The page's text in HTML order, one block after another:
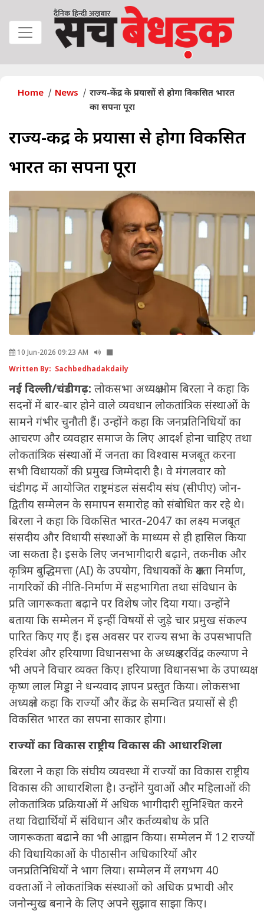
Home News
राज्य-केंद्र के प्रयासों से होगा विकसित भारत
का सपना पूरा
राज्य-केंद्र के प्रयासों से होगा विकसित
भारत का सपना पूरा
10 Jun-2026 09:23 AM
Written By: Sachbedhadakdaily
नई दिल्ली/चंडीगढ़: लोकसभा अध्यक्ष ओम बिरला ने कहा कि
सदनों में बार-बार होने वाले व्यवधान लोकतांत्रिक संस्थाओं के
सामने गंभीर चुनौती हैं। उन्होंने कहा कि जनप्रतिनिधियों का
आचरण और व्यवहार समाज के लिए आदर्श होना चाहिए तथा
लोकतांत्रिक संस्थाओं में जनता का विश्वास मजबूत करना
सभी विधायकों की प्रमुख जिम्मेदारी है। वे मंगलवार को
चंडीगढ़ में आयोजित राष्ट्रमंडल संसदीय संघ (सीपीए) जोन-
द्वितीय सम्मेलन के समापन समारोह को संबोधित कर रहे थे।
बिरला ने कहा कि विकसित भारत-2047 का लक्ष्य मजबूत
संसदीय और विधायी संस्थाओं के माध्यम से ही हासिल किया
जा सकता है। इसके लिए जनभागीदारी बढ़ाने, तकनीक और
कृत्रिम बुद्धिमत्ता (AI) के उपयोग, विधायकों के क्षमता निर्माण,
नागरिकों की नीति-निर्माण में सहभागिता तथा संविधान के
प्रति जागरूकता बढ़ाने पर विशेष जोर दिया गया। उन्होंने
बताया कि सम्मेलन में इन्हीं विषयों से जुड़े चार प्रमुख संकल्प
पारित किए गए हैं। इस अवसर पर राज्य सभा के उपसभापति
हरिवंश और हरियाणा विधानसभा के अध्यक्ष हरविंद्र कल्याण ने
भी अपने विचार व्यक्त किए। हरियाणा विधानसभा के उपाध्यक्ष
कृष्ण लाल मिड्डा ने धन्यवाद ज्ञापन प्रस्तुत किया। लोकसभा
अध्यक्ष ने कहा कि राज्यों और केंद्र के समन्वित प्रयासों से ही
विकसित भारत का सपना साकार होगा।
राज्यों का विकास राष्ट्रीय विकास की आधारशिला
बिरला ने कहा कि संघीय व्यवस्था में राज्यों का विकास राष्ट्रीय
विकास की आधारशिला है। उन्होंने युवाओं और महिलाओं की
लोकतांत्रिक प्रक्रियाओं में अधिक भागीदारी सुनिश्चित करने
तथा विद्यार्थियों में संविधान और कर्तव्यबोध के प्रति
जागरूकता बढाने का भी आह्वान किया। सम्मेलन में 12 राज्यों
की विधायिकाओं के पीठासीन अधिकारियों और
जनप्रतिनिधियों ने भाग लिया। सम्मेलन में लगभग 40
वक्ताओं ने लोकतांत्रिक संस्थाओं को अधिक प्रभावी और
जनोन्मुख बनाने के लिए अपने सुझाव साझा किए।